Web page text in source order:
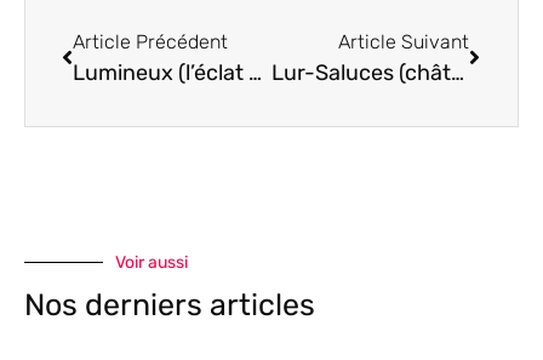
Article Précédent
Lumineux (l’éclat du vin)
Article Suivant
Lur-Saluces (château d’Yquem) Bordeaux
Voir aussi
Nos derniers articles